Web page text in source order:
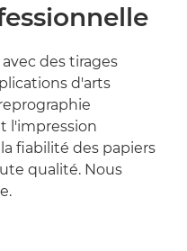
des tirages
d'arts
l'impression
fiabilité des papiers
qualité. Nous